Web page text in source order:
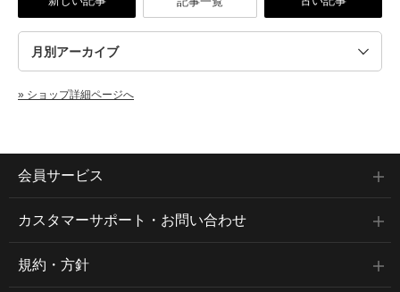
記事一覧
» ショップ詳細ページへ
会員サービス
カスタマーサポート・お問い合わせ
規約・方針